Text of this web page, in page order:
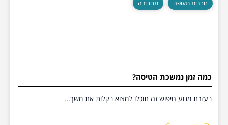
חברות תעופה תחבורה
כמה זמן נמשכת הטיסה?
בעזרת מנוע חיפוש זה תוכלו למצוא בקלות את משך...